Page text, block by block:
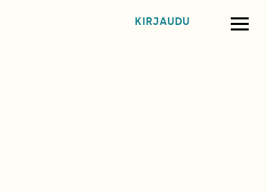
KIRJAUDU